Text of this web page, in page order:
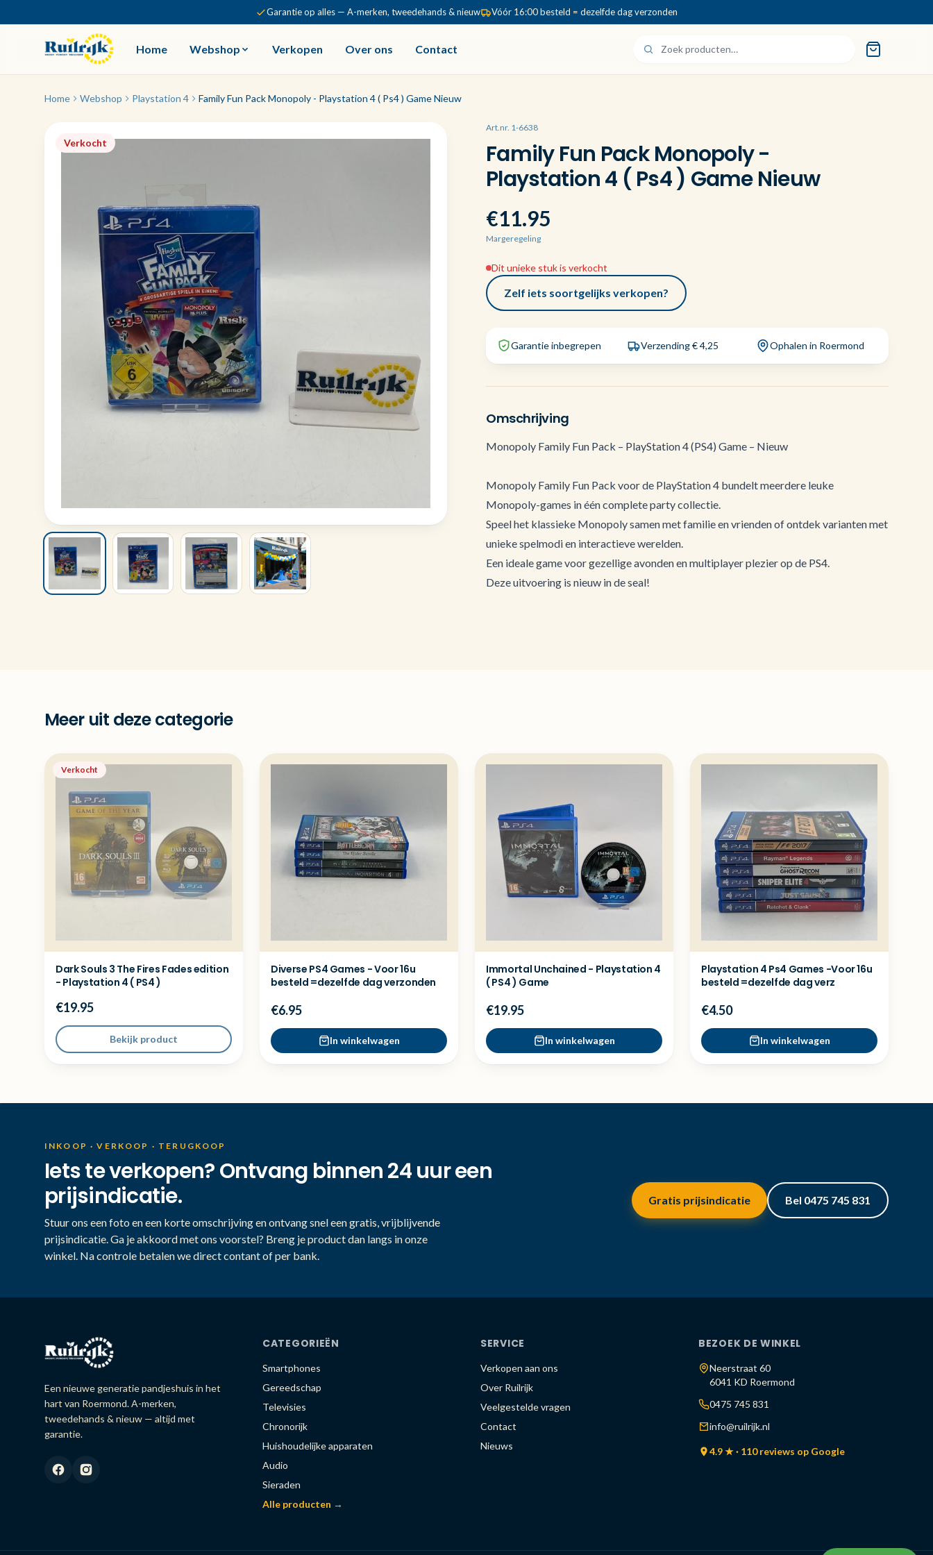
Garantie op alles — A-merken, tweedehands & nieuw Vóór 16:00 besteld = dezelfde dag verzonden
Home Webshop Verkopen Over ons Contact
Home Webshop Playstation 4 Family Fun Pack Monopoly - Playstation 4 ( Ps4 ) Game Nieuw
Verkocht
Art.nr. 1-6638
Family Fun Pack Monopoly -
Playstation 4 ( Ps4 ) Game Nieuw
€11.95
Margeregeling
Dit unieke stuk is verkocht
Zelf iets soortgelijks verkopen?
Garantie inbegrepen Verzending € 4,25 Ophalen in Roermond
Omschrijving
Monopoly Family Fun Pack – PlayStation 4 (PS4) Game – Nieuw
Monopoly Family Fun Pack voor de PlayStation 4 bundelt meerdere leuke
Monopoly-games in één complete party collectie.
Speel het klassieke Monopoly samen met familie en vrienden of ontdek varianten met
unieke spelmodi en interactieve werelden.
Een ideale game voor gezellige avonden en multiplayer plezier op de PS4.
Deze uitvoering is nieuw in de seal!
Meer uit deze categorie
Verkocht
Dark Souls 3 The Fires Fades edition
- Playstation 4 ( PS4 )
€19.95
Bekijk product
Diverse PS4 Games - Voor 16u
besteld =dezelfde dag verzonden
€6.95
In winkelwagen
Immortal Unchained - Playstation 4
( PS4 ) Game
€19.95
In winkelwagen
Playstation 4 Ps4 Games -Voor 16u
besteld =dezelfde dag verz
€4.50
In winkelwagen
INKOOP · VERKOOP · TERUGKOOP
Iets te verkopen? Ontvang binnen 24 uur een
prijsindicatie.
Stuur ons een foto en een korte omschrijving en ontvang snel een gratis, vrijblijvende
prijsindicatie. Ga je akkoord met ons voorstel? Breng je product dan langs in onze
winkel. Na controle betalen we direct contant of per bank.
Gratis prijsindicatie Bel 0475 745 831
Een nieuwe generatie pandjeshuis in het
hart van Roermond. A-merken,
tweedehands & nieuw — altijd met
garantie.
CATEGORIEËN
Smartphones
Gereedschap
Televisies
Chronorijk
Huishoudelijke apparaten
Audio
Sieraden
Alle producten →
SERVICE
Verkopen aan ons
Over Ruilrijk
Veelgestelde vragen
Contact
Nieuws
BEZOEK DE WINKEL
Neerstraat 60
6041 KD Roermond
0475 745 831
info@ruilrijk.nl
4.9 ★ · 110 reviews op Google